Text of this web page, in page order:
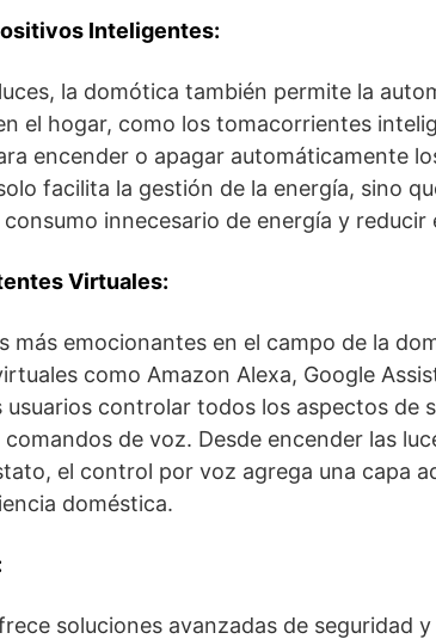
Inteligentes:
la domótica también permite la
el hogar, como los tomacorrientes
encender o apagar automáticamente
facilita la gestión de la energía, sino
innecesario de energía y reducir
Virtuales:
más emocionantes en el campo de la
como Amazon Alexa, Google
usuarios controlar todos los aspectos de
de voz. Desde encender las
el control por voz agrega una capa
doméstica.
soluciones avanzadas de seguridad